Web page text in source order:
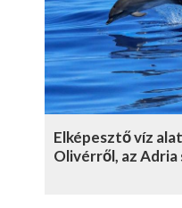
Elképesztő víz
Olivérről, az